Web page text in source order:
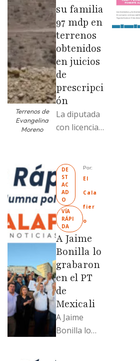
Terrenos de
Evangelina
Moreno
su familia
97 mdp en
terrenos
obtenidos
en juicios
de
prescripci
ón
La diputada
con licencia
antecedente
s de
prescripción
positiva; uno
fue
revendido
329% por
encima …
DE
ST
AC
AD
O
VÍA
RÁPI
DA
Por:
El
Cala
fier
o
A Jaime
Bonilla lo
grabaron
en el PT
de
Mexicali
A Jaime
Bonilla lo